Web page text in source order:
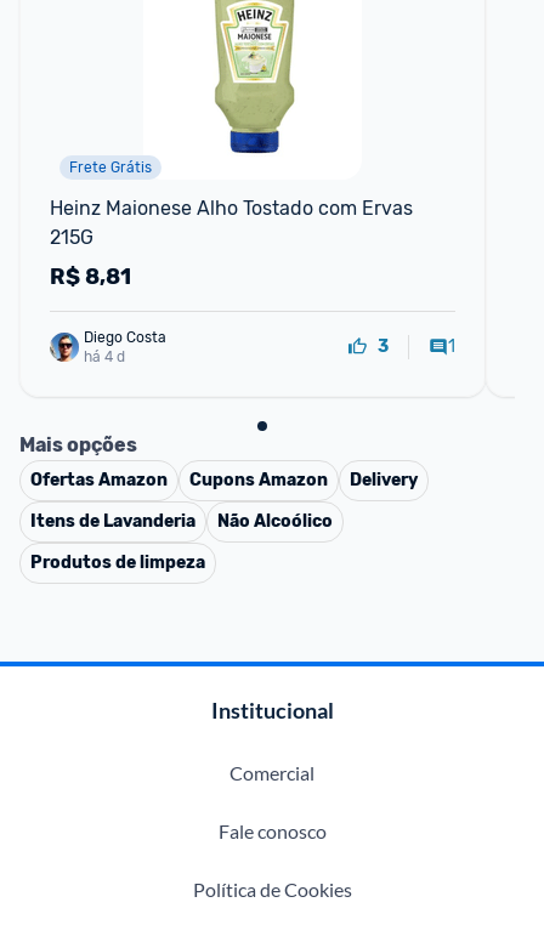
Frete Grátis
Heinz Maionese Alho Tostado com Ervas
215G
R$8,81
Diego Costa
há 4 d
3 1
Mais opções
OfertasAmazon CuponsAmazon
Delivery
Itens de Lavanderia
Não Alcoólico
Produtos de limpeza
Institucional
Comercial
Fale conosco
Política de Cookies